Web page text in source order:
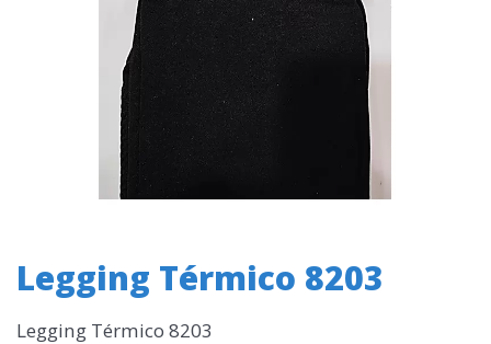
Legging Térmico 8203
Legging Térmico 8203